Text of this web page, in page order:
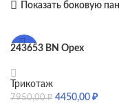
Показать боковую
-44%
243653 BN Орех
Трикотаж
7950,00₽ 4450,00 ₽